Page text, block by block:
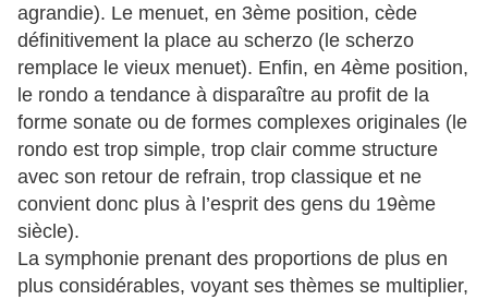
agrandie). Le menuet, en 3ème position, cède
définitivement la place au scherzo (le scherzo
remplace le vieux menuet). Enfin, en 4ème position,
le rondo a tendance à disparaître au profit de la
forme sonate ou de formes complexes originales (le
rondo est trop simple, trop clair comme structure
avec son retour de refrain, trop classique et ne
convient donc plus à l’esprit des gens du 19ème
siècle).
La symphonie prenant des proportions de plus en
plus considérables, voyant ses thèmes se multiplier,